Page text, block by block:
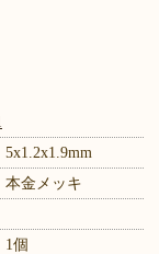
5x1.2x1.9mm
本金メッキ
1個